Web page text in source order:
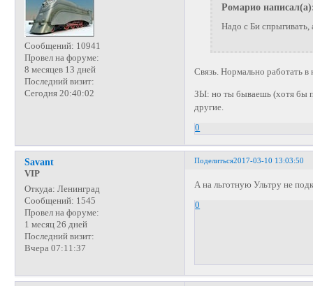
Сообщений: 10941
Провел на форуме:
8 месяцев 13 дней
Последний визит:
Сегодня 20:40:02
Ромарио
Надо с Би спрыгивать,
Связь. Нормально работать
ЗЫ: но ты бываешь (хотя бы
другие.
0
Поделиться2017-03-10 13:03:50
Savant
VIP
Откуда: Ленинград
Сообщений: 1545
Провел на форуме:
1 месяц 26 дней
Последний визит:
Вчера 07:11:37
А на льготную Ультру не
0